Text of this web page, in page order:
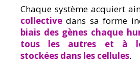
Chaque système acquiert
collective dans sa forme
biais des gènes chaque
tous les autres et à
stockées dans les cellules.